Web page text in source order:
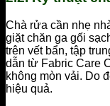
Chà rửa cần nhẹ
giặt chăn ga gối
trên vết bẩn, tập
dẫn từ Fabric Care
không mòn vải. Do
hiệu quả.